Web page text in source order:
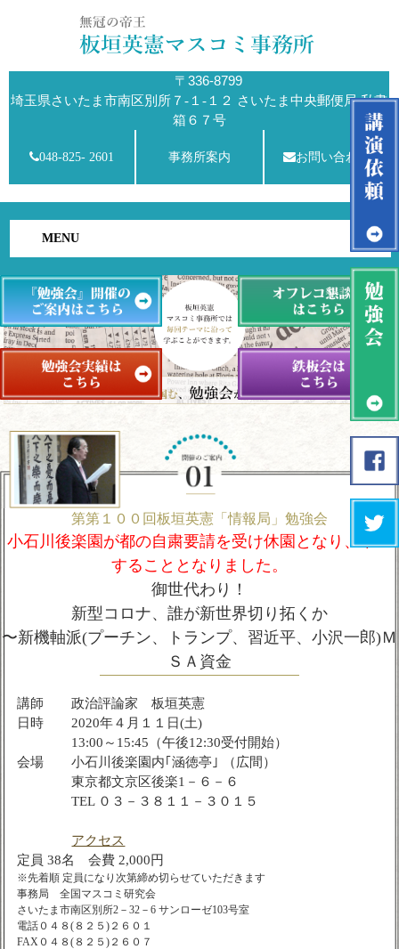
〒336-8799
埼玉県さいたま市南区別所７-１-１２ さいたま中央郵便局 私書
箱６７号
048-825- 2601 事務所案内 お問い合わせ
MENU
第第１００回板垣英憲「情報局」勉強会
小石川後楽園が都の自粛要請を受け休園となり、中止
することとなりました。
御世代わり！
新型コロナ、誰が新世界切り拓くか
〜新機軸派(プーチン、トランプ、習近平、小沢一郎)Ｍ
ＳＡ資金
講師
政治評論家 板垣英憲
日時
2020年４月１１日(土)
13:00～15:45（午後12:30受付開始）
会場
小石川後楽園内｢涵徳亭｣ （広間）
東京都文京区後楽1－６－６
TEL ０３－３８１１－３０１５
アクセス
定員 38名 会費 2,000円
※先着順 定員になり次第締め切らせていただきます
事務局 全国マスコミ研究会
さいたま市南区別所2－32－6 サンローゼ103号室
電話０４８(８２５)２６０１
FAX０４８(８２５)２６０７